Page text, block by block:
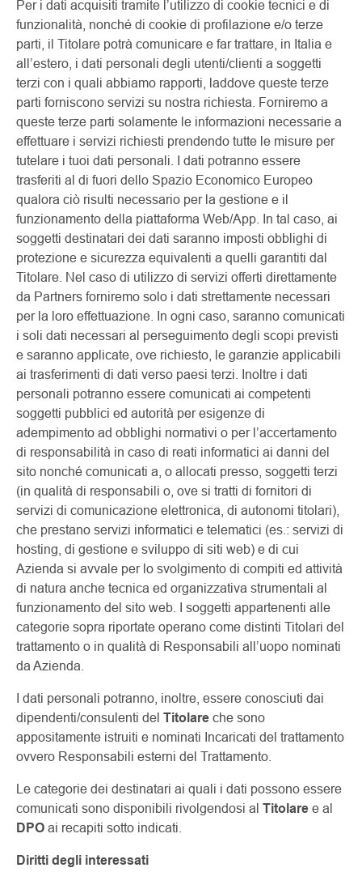
Per i dati acquisiti tramite l’utilizzo di cookie tecnici e di
funzionalità, nonché di cookie di profilazione e/o terze
parti, il Titolare potrà comunicare e far trattare, in Italia e
all’estero, i dati personali degli utenti/clienti a soggetti
terzi con i quali abbiamo rapporti, laddove queste terze
parti forniscono servizi su nostra richiesta. Forniremo a
queste terze parti solamente le informazioni necessarie a
effettuare i servizi richiesti prendendo tutte le misure per
tutelare i tuoi dati personali. I dati potranno essere
trasferiti al di fuori dello Spazio Economico Europeo
qualora ciò risulti necessario per la gestione e il
funzionamento della piattaforma Web/App. In tal caso, ai
soggetti destinatari dei dati saranno imposti obblighi di
protezione e sicurezza equivalenti a quelli garantiti dal
Titolare. Nel caso di utilizzo di servizi offerti direttamente
da Partners forniremo solo i dati strettamente necessari
per la loro effettuazione. In ogni caso, saranno comunicati
i soli dati necessari al perseguimento degli scopi previsti
e saranno applicate, ove richiesto, le garanzie applicabili
ai trasferimenti di dati verso paesi terzi. Inoltre i dati
personali potranno essere comunicati ai competenti
soggetti pubblici ed autorità per esigenze di
adempimento ad obblighi normativi o per l’accertamento
di responsabilità in caso di reati informatici ai danni del
sito nonché comunicati a, o allocati presso, soggetti terzi
(in qualità di responsabili o, ove si tratti di fornitori di
servizi di comunicazione elettronica, di autonomi titolari),
che prestano servizi informatici e telematici (es.: servizi di
hosting, di gestione e sviluppo di siti web) e di cui
Azienda si avvale per lo svolgimento di compiti ed attività
di natura anche tecnica ed organizzativa strumentali al
funzionamento del sito web. I soggetti appartenenti alle
categorie sopra riportate operano come distinti Titolari del
trattamento o in qualità di Responsabili all’uopo nominati
da Azienda.
I dati personali potranno, inoltre, essere conosciuti dai
dipendenti/consulenti del Titolare che sono
appositamente istruiti e nominati Incaricati del trattamento
ovvero Responsabili esterni del Trattamento.
Le categorie dei destinatari ai quali i dati possono essere
comunicati sono disponibili rivolgendosi al Titolare e al
DPO ai recapiti sotto indicati.
Diritti degli interessati